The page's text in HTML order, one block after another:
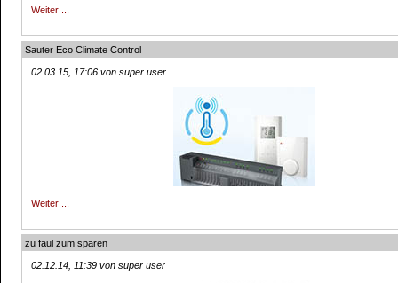
Weiter ...
Sauter Eco Climate Control
02.03.15, 17:06 von super user
Weiter ...
zu faul zum sparen
02.12.14, 11:39 von super user